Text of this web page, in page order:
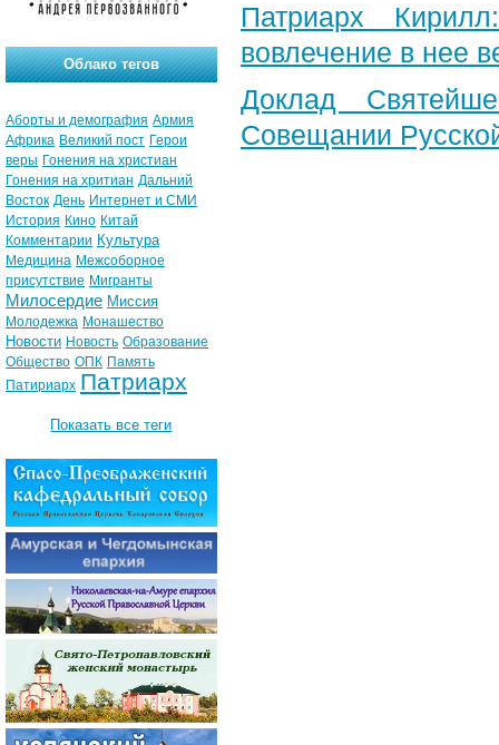
Патриарх
вовлечение в нее
Доклад
Совещании
Облако тегов
Аборты и демография Армия
Африка Великий пост Герои
веры Гонения на христиан
Гонения на хритиан Дальний
Восток День Интернет и СМИ
История Кино Китай
Комментарии Культура
Медицина Межсоборное
присутствие Мигранты
Милосердие Миссия
Молодежка Монашество
Новости Новость Образование
Общество ОПК Память
Патириарх Патриарх
Показать все теги